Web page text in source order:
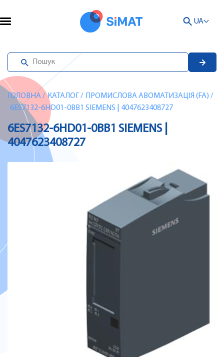
UA
ГОЛОВНА/ КАТАЛОГ / ПРОМИСЛОВА АВОМАТИЗАЦІЯ (FA) /
6ES7132-6HD01-0BB1 SIEMENS | 4047623408727
6ES7132-6HD01-0BB1 SIEMENS |
4047623408727